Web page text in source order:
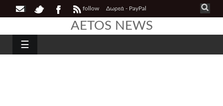
follow Δωρεά - PayPal
AETOS NEWS
☰